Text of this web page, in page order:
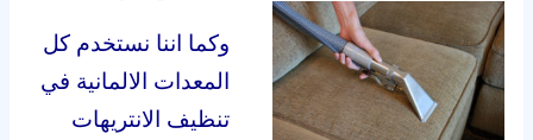
وكما اننا نستخدم كل
المعدات الالمانية في
تنظيف الانتريهات